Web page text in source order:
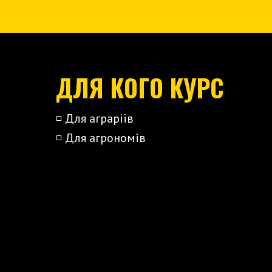
ДЛЯ КОГО КУРС
◽️ Для аграріїв
◽️ Для агрономів